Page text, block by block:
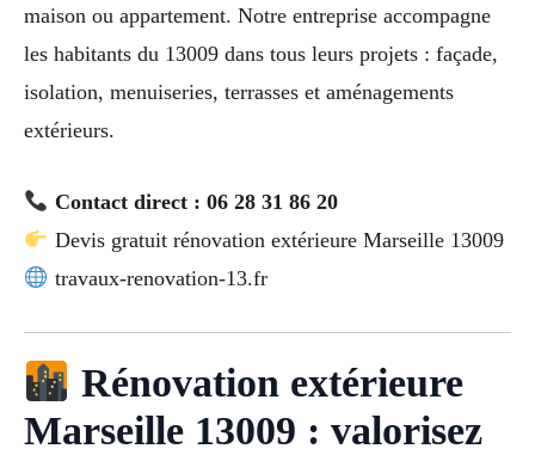
maison ou appartement. Notre entreprise accompagne
les habitants du 13009 dans tous leurs projets : façade,
isolation, menuiseries, terrasses et aménagements
extérieurs.
Contact direct : 06 28 31 86 20
Devis gratuit rénovation extérieure Marseille 13009
travaux-renovation-13.fr
Rénovation extérieure
Marseille 13009 : valorisez